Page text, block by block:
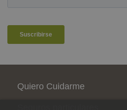
Pie de página
Quiero Cuidarme